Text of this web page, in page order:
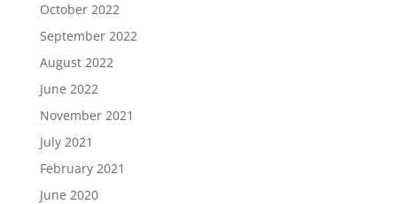
October 2022
September 2022
August 2022
June 2022
November 2021
July 2021
February 2021
June 2020